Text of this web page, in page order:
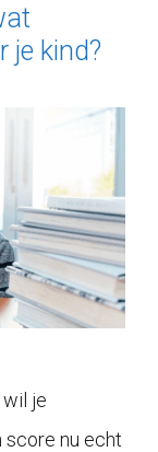
je kind?
je
score nu echt